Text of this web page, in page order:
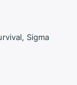
Sigma